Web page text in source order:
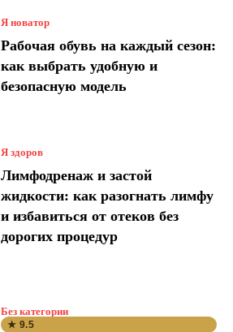
Я новатор
Рабочая обувь на каждый сезон:
как выбрать удобную и
безопасную модель
Я здоров
Лимфодренаж и застой
жидкости: как разогнать лимфу
и избавиться от отеков без
дорогих процедур
Без категории
★ 9.5